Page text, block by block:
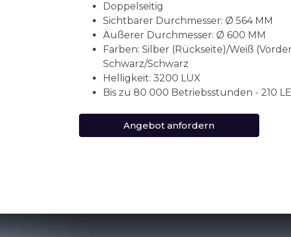
Doppelseitig
Sichtbarer Durchmesser: Ø 564 MM
Äußerer Durchmesser: Ø 600 MM
Farben: Silber (Rückseite)/Weiß
Schwarz/Schwarz
Helligkeit: 3200 LUX
Bis zu 80 000 Betriebsstunden - 210
Angebot anfordern